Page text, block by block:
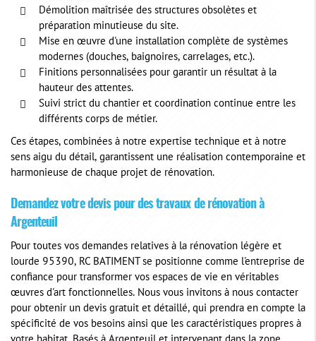
Démolition maîtrisée des structures obsolètes et
préparation minutieuse du site.
Mise en œuvre d'une installation complète de systèmes
modernes (douches, baignoires, carrelages, etc.).
Finitions personnalisées pour garantir un résultat à la
hauteur des attentes.
Suivi strict du chantier et coordination continue entre les
différents corps de métier.
Ces étapes, combinées à notre expertise technique et à notre
sens aigu du détail, garantissent une réalisation contemporaine et
harmonieuse de chaque projet de rénovation.
Demandez votre devis pour des travaux de rénovation à
Argenteuil
Pour toutes vos demandes relatives à la rénovation légère et
lourde 95390, RC BATIMENT se positionne comme l'entreprise de
confiance pour transformer vos espaces de vie en véritables
œuvres d'art fonctionnelles. Nous vous invitons à nous contacter
pour obtenir un devis gratuit et détaillé, qui prendra en compte la
spécificité de vos besoins ainsi que les caractéristiques propres à